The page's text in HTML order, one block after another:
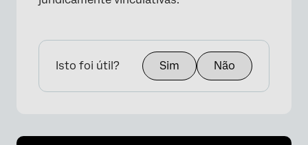
Isto foi útil? Sim Não